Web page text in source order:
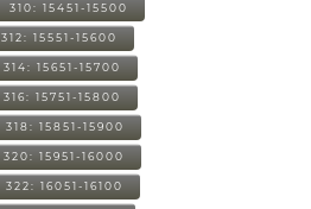
310: 15451-15500
312: 15551-15600
314: 15651-15700
316: 15751-15800
318: 15851-15900
320: 15951-16000
322: 16051-16100